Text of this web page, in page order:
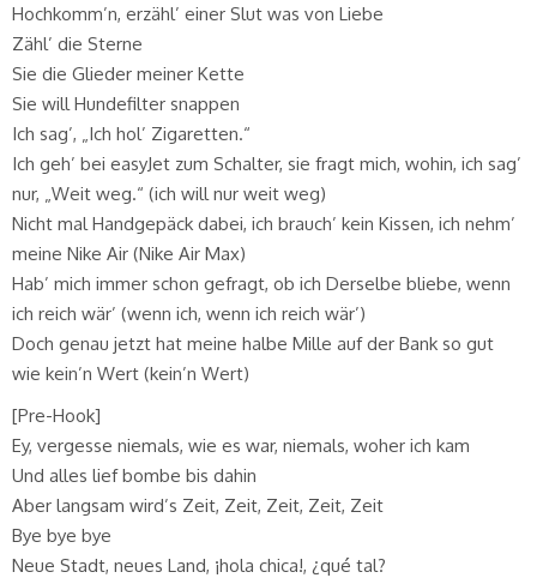
Hochkomm’n, erzähl’ einer Slut was von Liebe
Zähl’ die Sterne
Sie die Glieder meiner Kette
Sie will Hundefilter snappen
Ich sag’, „Ich hol’ Zigaretten.“
Ich geh’ bei easyJet zum Schalter, sie fragt mich, wohin, ich sag’
nur, „Weit weg.“ (ich will nur weit weg)
Nicht mal Handgepäck dabei, ich brauch’ kein Kissen, ich nehm’
meine Nike Air (Nike Air Max)
Hab’ mich immer schon gefragt, ob ich Derselbe bliebe, wenn
ich reich wär’ (wenn ich, wenn ich reich wär’)
Doch genau jetzt hat meine halbe Mille auf der Bank so gut
wie kein’n Wert (kein’n Wert)
[Pre-Hook]
Ey, vergesse niemals, wie es war, niemals, woher ich kam
Und alles lief bombe bis dahin
Aber langsam wird’s Zeit, Zeit, Zeit, Zeit, Zeit
Bye bye bye
Neue Stadt, neues Land, ¡hola chica!, ¿qué tal?